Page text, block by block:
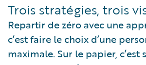
Trois stratégies, trois
Repartir de zéro avec une
c’est faire le choix d’une
maximale. Sur le papier, c’est